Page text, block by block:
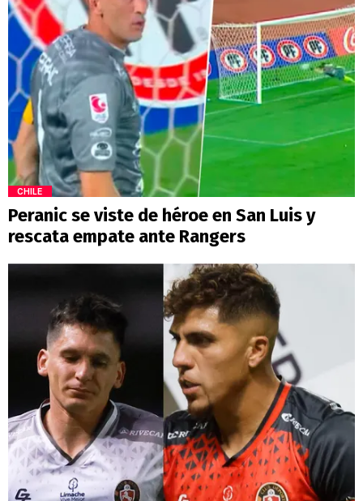
CHILE
Peranic se viste de héroe en San Luis y
rescata empate ante Rangers